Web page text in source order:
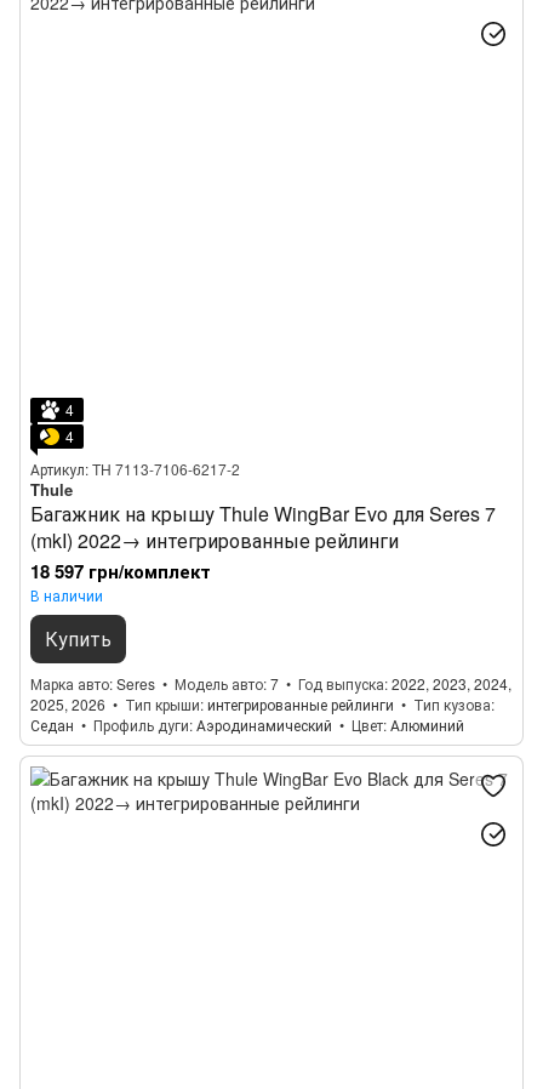
4
4
Артикул: TH 7113-7106-6217-2
Thule
Багажник на крышу Thule WingBar Evo для Seres 7
(mkI) 2022→ интегрированные рейлинги
18 597 грн/комплект
В наличии
Купить
Марка авто Seres Модель авто 7 Год выпуска 2022, 2023, 2024,
2025, 2026
Тип крыши интегрированные рейлинги
Тип кузова
Седан
Профиль дуги Аэродинамический Цвет Алюминий